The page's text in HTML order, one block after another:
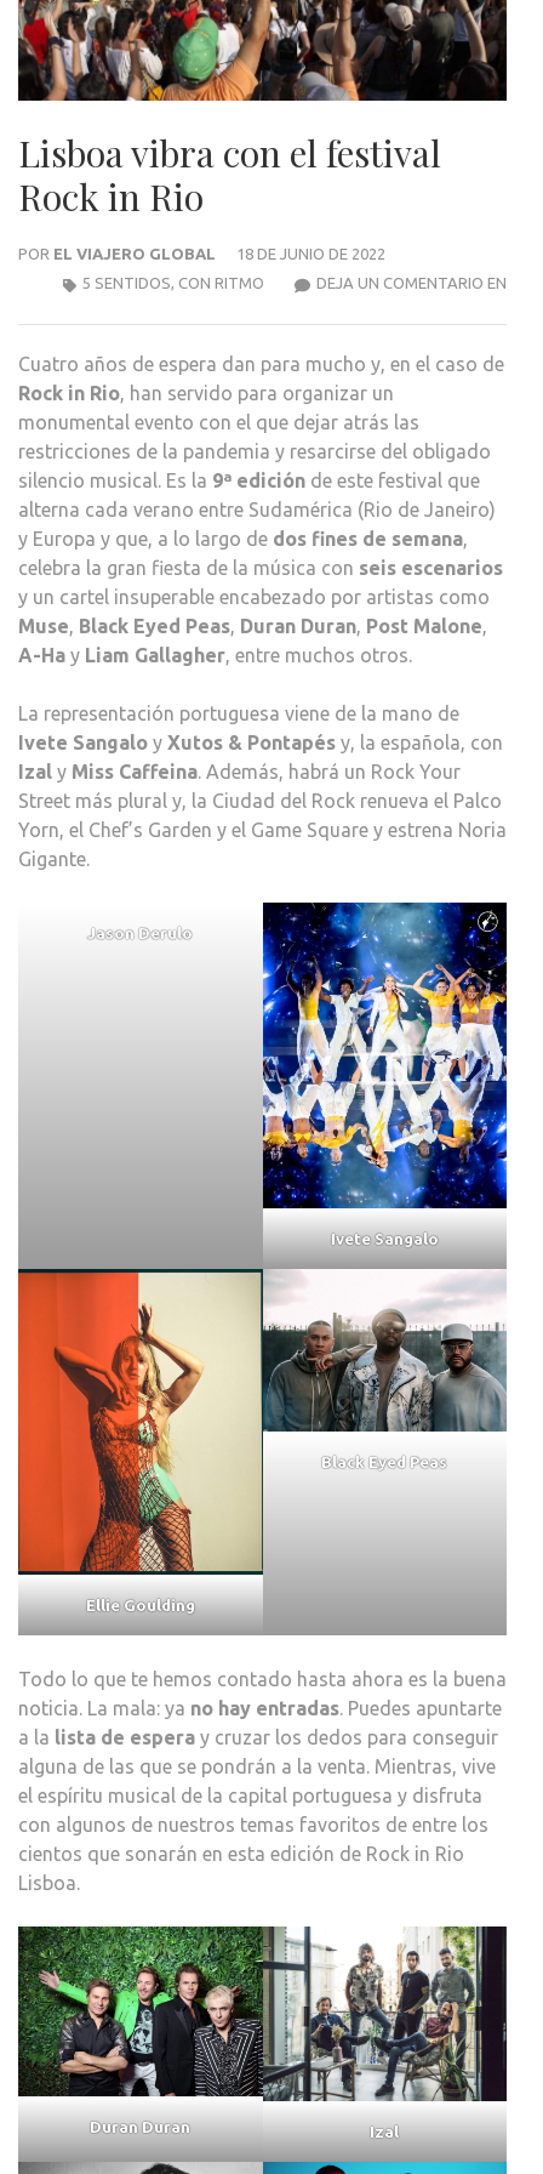
Lisboa vibra con el festival
Rock in Rio
POR EL VIAJERO GLOBAL
18 DE JUNIO DE 2022
DEJA UN COMENTARIO EN
5 SENTIDOS, CON RITMO
Cuatro años de espera dan para mucho y, en el caso de
Rock in Rio, han servido para organizar un
monumental evento con el que dejar atrás las
restricciones de la pandemia y resarcirse del obligado
silencio musical. Es la 9ª edición de este festival que
alterna cada verano entre Sudamérica (Rio de Janeiro)
y Europa y que, a lo largo de dos fines de semana,
celebra la gran fiesta de la música con seis escenarios
y un cartel insuperable encabezado por artistas como
Muse, Black Eyed Peas, Duran Duran, Post Malone,
A-Ha y Liam Gallagher, entre muchos otros.
La representación portuguesa viene de la mano de
Ivete Sangalo y Xutos & Pontapés y, la española, con
Izal y Miss Caffeina. Además, habrá un Rock Your
Street más plural y, la Ciudad del Rock renueva el Palco
Yorn, el Chef’s Garden y el Game Square y estrena Noria
Gigante.
Jason Derulo
Ivete Sangalo
Ellie Goulding
Black Eyed Peas
Todo lo que te hemos contado hasta ahora es la buena
noticia. La mala: ya no hay entradas. Puedes apuntarte
a la lista de espera y cruzar los dedos para conseguir
alguna de las que se pondrán a la venta. Mientras, vive
el espíritu musical de la capital portuguesa y disfruta
con algunos de nuestros temas favoritos de entre los
cientos que sonarán en esta edición de Rock in Rio
Lisboa.
Duran Duran Izal